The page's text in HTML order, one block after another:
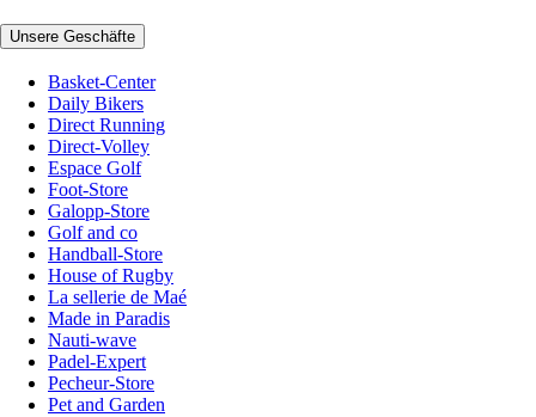
Unsere Geschäfte
Basket-Center
Daily Bikers
Direct Running
Direct-Volley
Espace Golf
Foot-Store
Galopp-Store
Golf and co
Handball-Store
House of Rugby
La sellerie de Maé
Made in Paradis
Nauti-wave
Padel-Expert
Pecheur-Store
Pet and Garden